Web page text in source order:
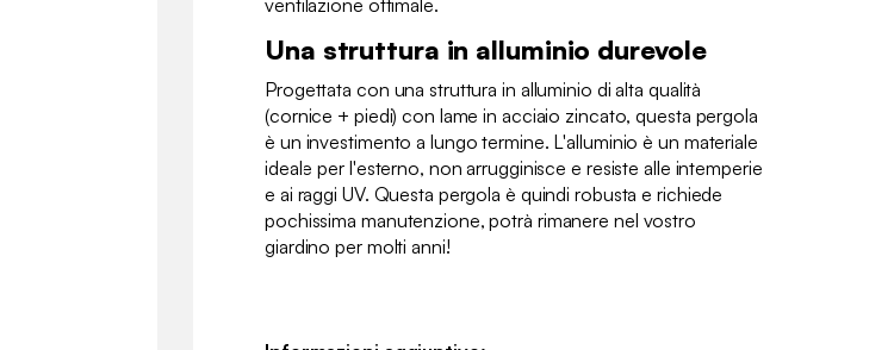
Una struttura in alluminio durevole
Progettata con una struttura in alluminio di alta qualità
(cornice + piedi) con lame in acciaio zincato, questa pergola
è un investimento a lungo termine. L'alluminio è un materiale
ideale per l'esterno, non arrugginisce e resiste alle intemperie
e ai raggi UV. Questa pergola è quindi robusta e richiede
pochissima manutenzione, potrà rimanere nel vostro
giardino per molti anni!